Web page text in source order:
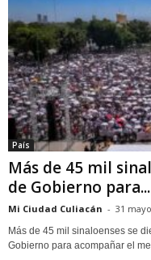
País
Más de 45 mil
de Gobierno para...
Mi Ciudad Culiacán - 31
Más de 45 mil sinaloenses se
Gobierno para acompañar el